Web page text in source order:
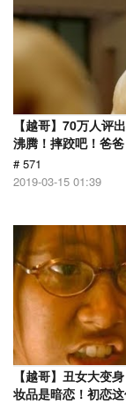
【越哥】70万人评
沸腾！摔跤吧！爸爸
# 571
2019-03-15 01:39
【越哥】丑女大变
妆品是暗恋！初恋